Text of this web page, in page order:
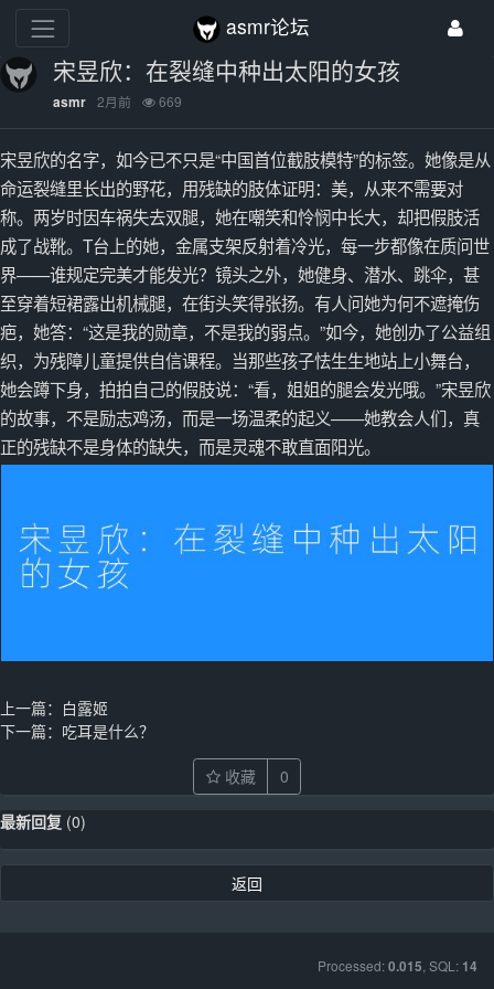
asmr论坛
宋昱欣：在裂缝中种出太阳的女孩
asmr 2月前 669
宋昱欣的名字，如今已不只是“中国首位截肢模特”的标签。她像是从
命运裂缝里长出的野花，用残缺的肢体证明：美，从来不需要对
称。两岁时因车祸失去双腿，她在嘲笑和怜悯中长大，却把假肢活
成了战靴。T台上的她，金属支架反射着冷光，每一步都像在质问世
界——谁规定完美才能发光？镜头之外，她健身、潜水、跳伞，甚
至穿着短裙露出机械腿，在街头笑得张扬。有人问她为何不遮掩伤
疤，她答：“这是我的勋章，不是我的弱点。”如今，她创办了公益组
织，为残障儿童提供自信课程。当那些孩子怯生生地站上小舞台，
她会蹲下身，拍拍自己的假肢说：“看，姐姐的腿会发光哦。”宋昱欣
的故事，不是励志鸡汤，而是一场温柔的起义——她教会人们，真
正的残缺不是身体的缺失，而是灵魂不敢直面阳光。
上一篇： 白露姬
下一篇： 吃耳是什么？
收藏 0
最新回复 (0)
返回
Processed:0.015 , SQL: 14